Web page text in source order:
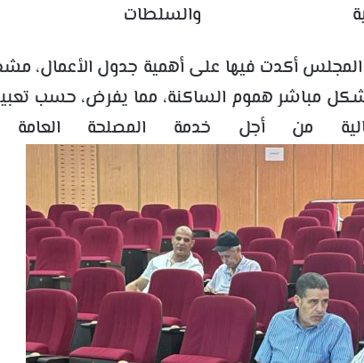
والسلطات
أكدت فيها على أهمية جدول الأعمال،
مباشر هموم الساكنة، مما يفرض، حسب
من أجل خدمة المصلحة العامة